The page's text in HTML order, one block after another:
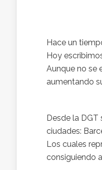
Hace un
Hoy
Aunque no se
aumentando
Desde la DGT
ciudades:
Los cuales
consiguiendo